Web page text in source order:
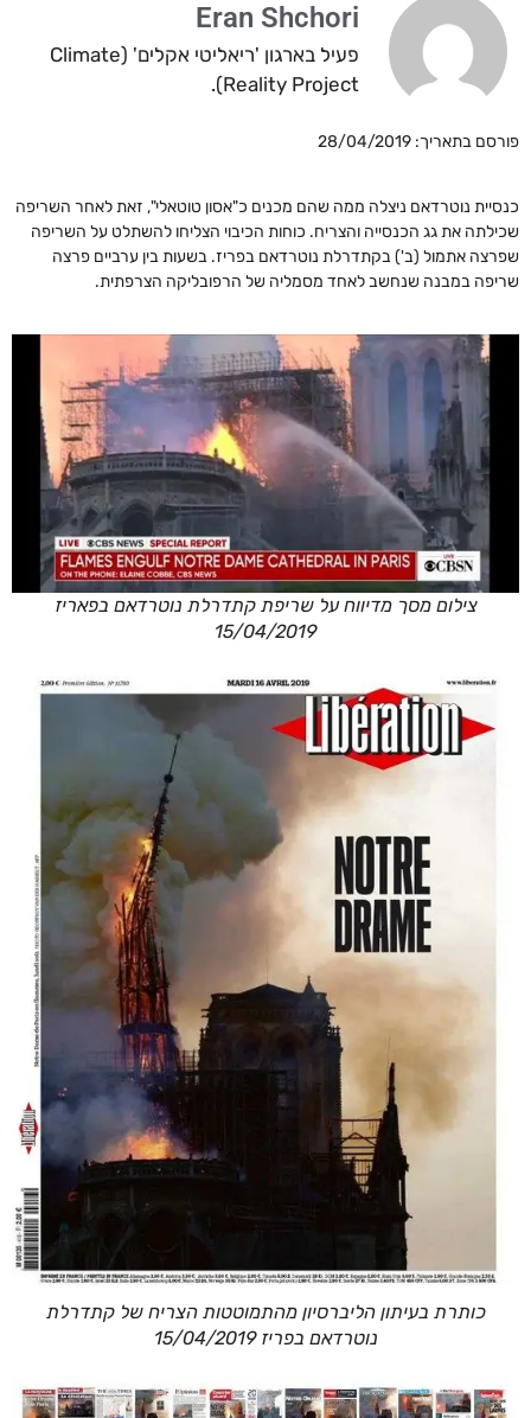
Eran Shchori
פעיל בארגון 'ריאליטי אקלים' (Climate
Reality Project).
פורסם בתאריך: 28/04/2019
כנסיית נוטרדאם ניצלה ממה שהם מכנים כ"אסון טוטאלי", זאת לאחר השריפה
שכילתה את גג הכנסייה והצריח. כוחות הכיבוי הצליחו להשתלט על השריפה
שפרצה אתמול (ב') בקתדרלת נוטרדאם בפריז. בשעות בין ערביים פרצה
שריפה במבנה שנחשב לאחד מסמליה של הרפובליקה הצרפתית.
צילום מסך מדיווח על שריפת קתדרלת נוטרדאם בפאריז
15/04/2019
כותרת בעיתון הליברסיון מהתמוטטות הצריח של קתדרלת
נוטרדאם בפריז 15/04/2019